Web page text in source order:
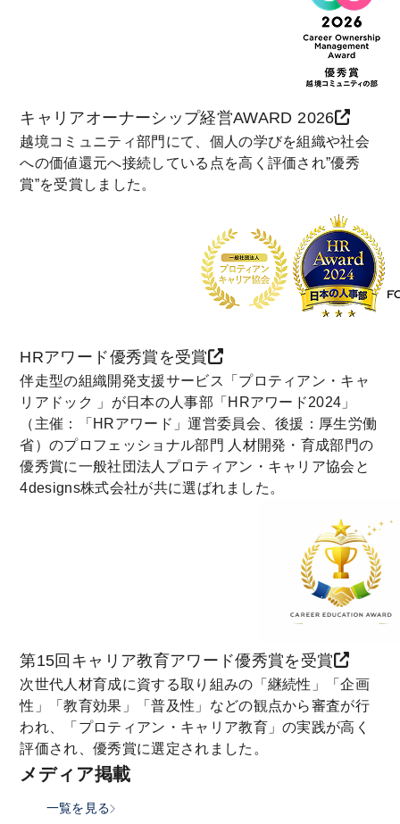
キャリアオーナーシップ経営AWARD 2026
越境コミュニティ部門にて、個人の学びを組織や社会
への価値還元へ接続している点を高く評価され”優秀
賞”を受賞しました。
HRアワード優秀賞を受賞
伴走型の組織開発支援サービス「プロティアン・キャ
リアドック 」が日本の人事部「HRアワード2024」
（主催：「HRアワード」運営委員会、後援：厚生労働
省）のプロフェッショナル部門 人材開発・育成部門の
優秀賞に一般社団法人プロティアン・キャリア協会と
4designs株式会社が共に選ばれました。
第15回キャリア教育アワード優秀賞を受賞
次世代人材育成に資する取り組みの「継続性」「企画
性」「教育効果」「普及性」などの観点から審査が行
われ、「プロティアン・キャリア教育」の実践が高く
評価され、優秀賞に選定されました。
メディア掲載
一覧を見る